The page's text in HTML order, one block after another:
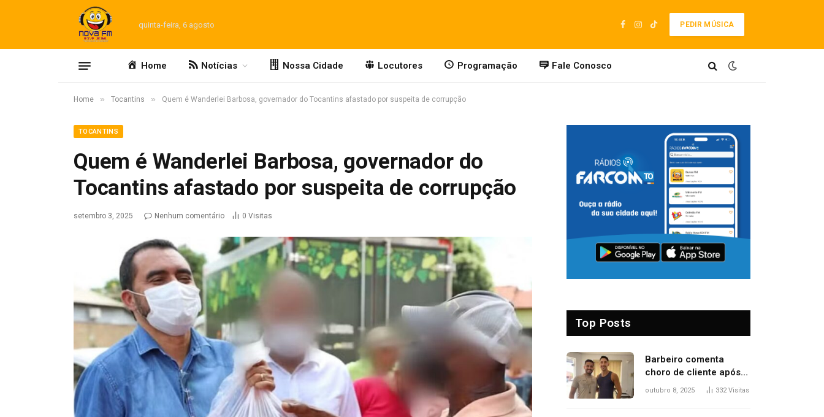
quinta-feira, 6 agosto
Facebook
Instagram
TikTok
PEDIR MÚSICA
Home Notícias Nossa Cidade Locutores Programação Fale Conosco
Home » Tocantins » Quem é Wanderlei Barbosa, governador do Tocantins afastado por suspeita de corrupção
TOCANTINS
Quem é Wanderlei Barbosa, governador do
Tocantins afastado por suspeita de corrupção
setembro 3, 2025 Nenhum comentário 0 Visitas
Top Posts
Barbeiro comenta
choro de cliente após
despedida e explica
outubro 8, 2025 332Visitas